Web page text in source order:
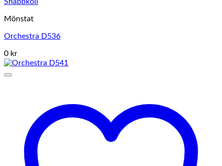
Mönstat
Orchestra D536
0 kr